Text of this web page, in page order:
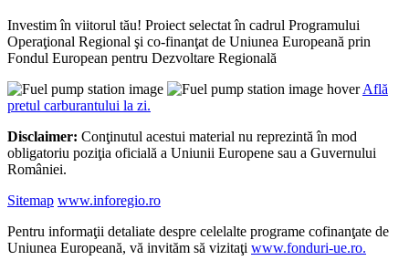
Investim în viitorul tău! Proiect selectat în cadrul Programului
Operaţional Regional şi co-finanţat de Uniunea Europeană prin
Fondul European pentru Dezvoltare Regională
Află
pretul carburantului la zi.
Disclaimer: Conţinutul acestui material nu reprezintă în mod
obligatoriu poziţia oficială a Uniunii Europene sau a Guvernului
României.
Sitemap www.inforegio.ro
Pentru informaţii detaliate despre celelalte programe cofinanţate de
Uniunea Europeană, vă invităm să vizitaţi www.fonduri-ue.ro.